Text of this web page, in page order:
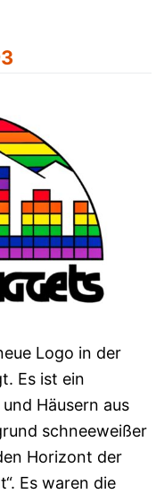
Logo in der
Es ist ein
Häusern aus
schneeweißer
Horizont der
Es waren die